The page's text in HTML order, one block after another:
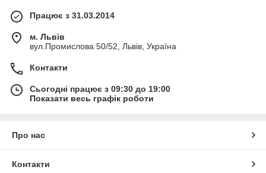
Працює з 31.03.2014
м. Львів
вул.Промислова 50/52, Львів, Україна
Контакти
Сьогодні працює з 09:30 до 19:00
Показати весь графік роботи
Про нас
Контакти